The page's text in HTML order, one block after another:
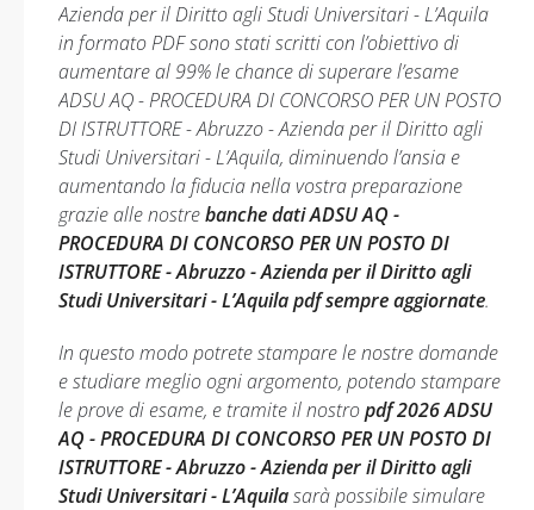
Azienda per il Diritto agli Studi Universitari - L’Aquila
in formato PDF sono stati scritti con l’obiettivo di
aumentare al 99% le chance di superare l’esame
ADSU AQ - PROCEDURA DI CONCORSO PER UN POSTO
DI ISTRUTTORE - Abruzzo - Azienda per il Diritto agli
Studi Universitari - L’Aquila, diminuendo l’ansia e
aumentando la fiducia nella vostra preparazione
grazie alle nostrebanche dati ADSU AQ -
PROCEDURA DI CONCORSO PER UN POSTO DI
ISTRUTTORE - Abruzzo - Azienda per il Diritto agli
Studi Universitari - L’Aquila pdf sempre aggiornate.
In questo modo potrete stampare le nostre domande
e studiare meglio ogni argomento, potendo stampare
le prove di esame, e tramite il nostropdf 2026 ADSU
AQ - PROCEDURA DI CONCORSO PER UN POSTO DI
ISTRUTTORE - Abruzzo - Azienda per il Diritto agli
Studi Universitari - L’Aquilasarà possibile simulare